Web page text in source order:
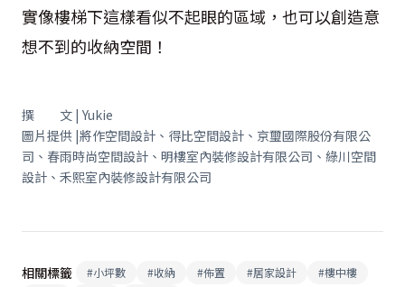
實像樓梯下這樣看似不起眼的區域，也可以創造意
想不到的收納空間！
撰 文 | Yukie
圖片提供 |將作空間設計、得比空間設計、京璽國際股份有限公
司、春雨時尚空間設計、明樓室內裝修設計有限公司、綠川空間
設計、禾熙室內裝修設計有限公司
相關標籤 #小坪數 #收納 #佈置 #居家設計 #樓中樓